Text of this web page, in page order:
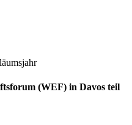
(WEF) in Davos teil